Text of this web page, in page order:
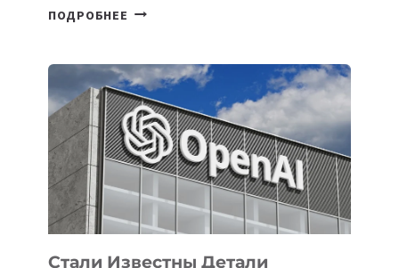
ПОДРОБНЕЕ
ПРИОРИТЕТНЫЕ
ЗАДАЧИ
ПО
РАЗВИТИЮ
ЭКОСИСТЕМЫ
ИСКУССТВЕННОГО
ИНТЕЛЛЕКТА
Стали Известны Детали